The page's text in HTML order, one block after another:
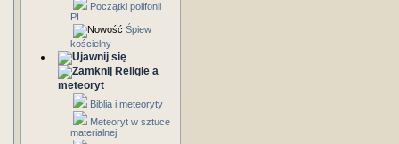
Początki polifonii
PL
Śpiew
kościelny
Religie a
meteoryt
Biblia i meteoryty
Meteoryt w sztuce
materialnej